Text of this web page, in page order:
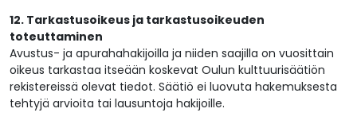
12. Tarkastusoikeus ja tarkastusoikeuden
toteuttaminen
Avustus- ja apurahahakijoilla ja niiden saajilla on vuosittain
oikeus tarkastaa itseään koskevat Oulun kulttuurisäätiön
rekistereissä olevat tiedot. Säätiö ei luovuta hakemuksesta
tehtyjä arvioita tai lausuntoja hakijoille.